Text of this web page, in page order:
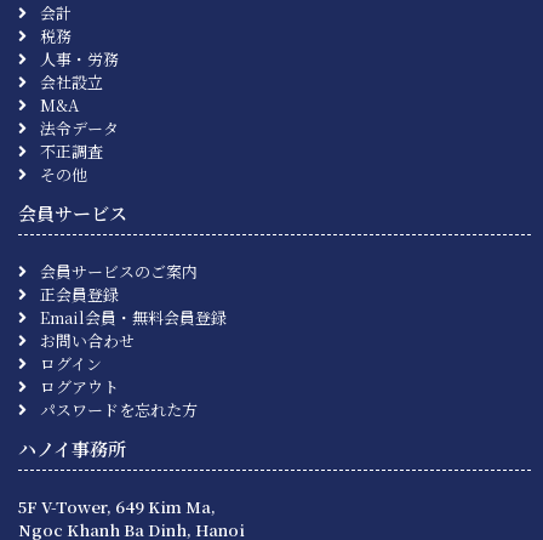
会計
税務
人事・労務
会社設立
M&A
法令データ
不正調査
その他
会員サービス
会員サービスのご案内
正会員登録
Email会員・無料会員登録
お問い合わせ
ログイン
ログアウト
パスワードを忘れた方
ハノイ事務所
5F V-Tower, 649 Kim Ma,
Ngoc Khanh Ba Dinh, Hanoi